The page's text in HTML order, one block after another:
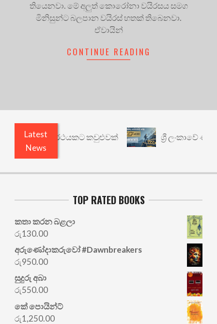
තියෙනවා. මේ අලුත් කොරෝනා වයිරසය සමග
මිනිසුන්ට බලපාන වයිරස් හතක් තිබෙනවා.
ඒවායින්
CONTINUE READING
Latest
News
වෙනත් යථාර්ථයකට කවුළුවක් ශ්‍රී ලංකාවේ ණය
TOP RATED BOOKS
කතා කරන බළලා
රු130.00
අරු‍ණෝදාකරුවෝ #Dawnbreakers
රු950.00
සුදුරු අබා
රු550.00
කේ පොයින්ට්
රු1,250.00